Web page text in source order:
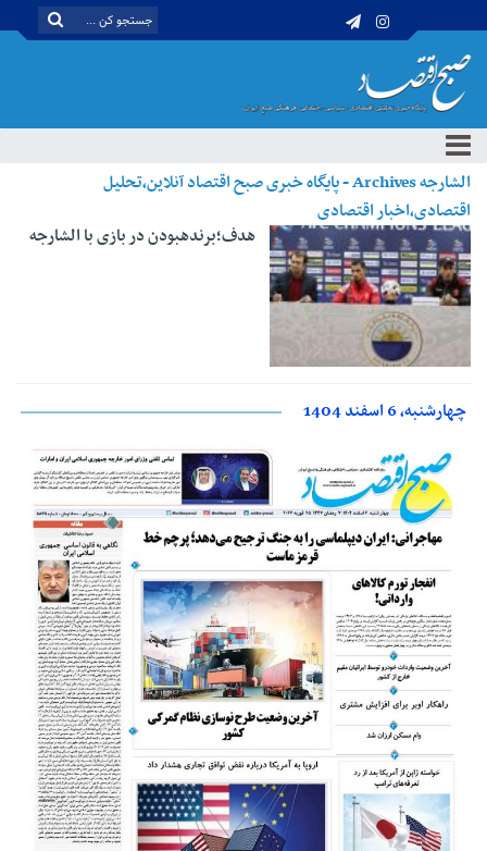
الشارجه Archives - پایگاه خبری صبح اقتصاد آنلاین،تحلیل
اقتصادی،اخبار اقتصادی
هدف؛برنده‎بودن در بازی با الشارجه
چهارشنبه، 6 اسفند 1404